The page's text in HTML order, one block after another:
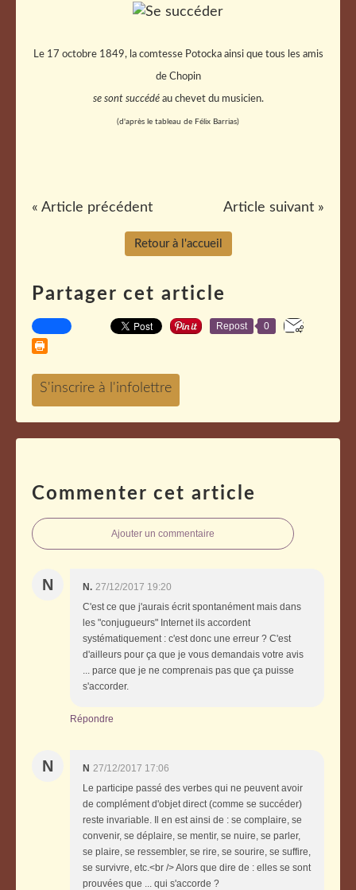
Le 17 octobre 1849, la comtesse Potocka ainsi que tous les amis
de Chopin
se sont succédéau chevet du musicien.
(d'après le tableau de Félix Barrias)
« Article précédent Article suivant »
Retour à l'accueil
Partager cet article
Repost 0
Commenter cet article
Ajouter un commentaire
N N. 27/12/2017 19:20
C'est ce que j'aurais écrit spontanément mais dans
les "conjugueurs" Internet ils accordent
systématiquement : c'est donc une erreur ? C'est
d'ailleurs pour ça que je vous demandais votre avis
... parce que je ne comprenais pas que ça puisse
s'accorder.
Répondre
N N 27/12/2017 17:06
Le participe passé des verbes qui ne peuvent avoir
de complément d'objet direct (comme se succéder)
reste invariable. Il en est ainsi de : se complaire, se
convenir, se déplaire, se mentir, se nuire, se parler,
se plaire, se ressembler, se rire, se sourire, se suffire,
se survivre, etc.<br /> Alors que dire de : elles se sont
prouvées que ... qui s'accorde ?